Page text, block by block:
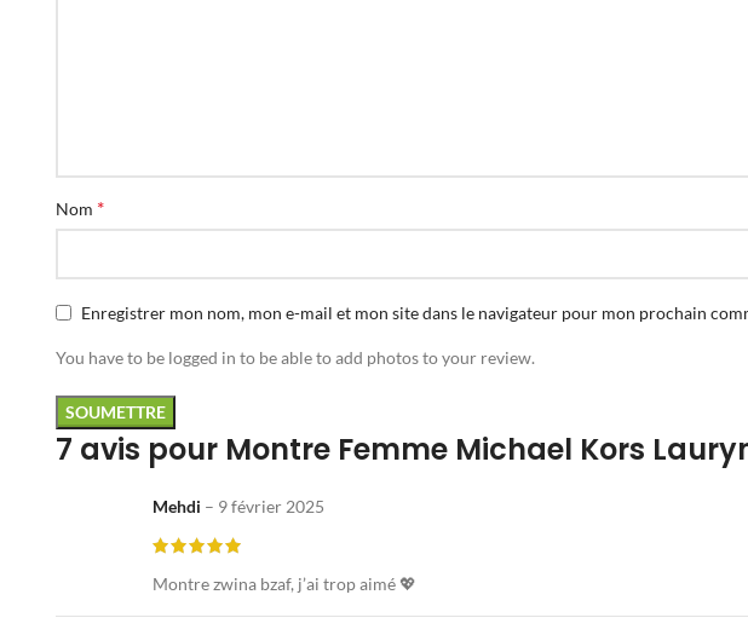
7 avis pour Montre Femme Michael Kors
Mehdi – 9 février 2025
Montre zwina bzaf, j’ai trop aimé 💖
Nom *
Enregistrer mon nom, mon e-mail et mon site dans le navigateur pour mon prochain
You have to be logged in to be able to add photos to your review.